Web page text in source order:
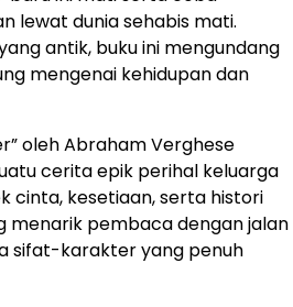
lewat dunia sehabis mati.
antik, buku ini mengundang
mengenai kehidupan dan
oleh Abraham Verghese
cerita epik perihal keluarga
cinta, kesetiaan, serta histori
menarik pembaca dengan jalan
sifat-karakter yang penuh